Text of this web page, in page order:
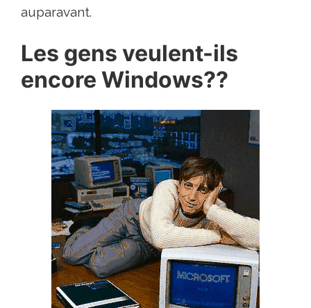
auparavant.
Les gens veulent-ils
encore Windows??